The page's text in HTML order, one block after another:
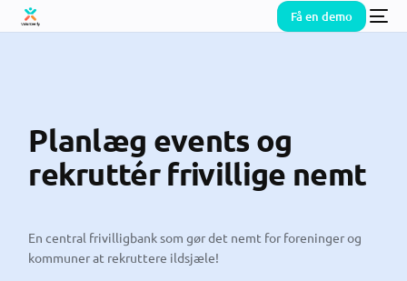
Få en demo
Planlæg events og
rekruttér frivillige nemt
En central frivilligbank som gør det nemt for foreninger og
kommuner at rekruttere ildsjæle!